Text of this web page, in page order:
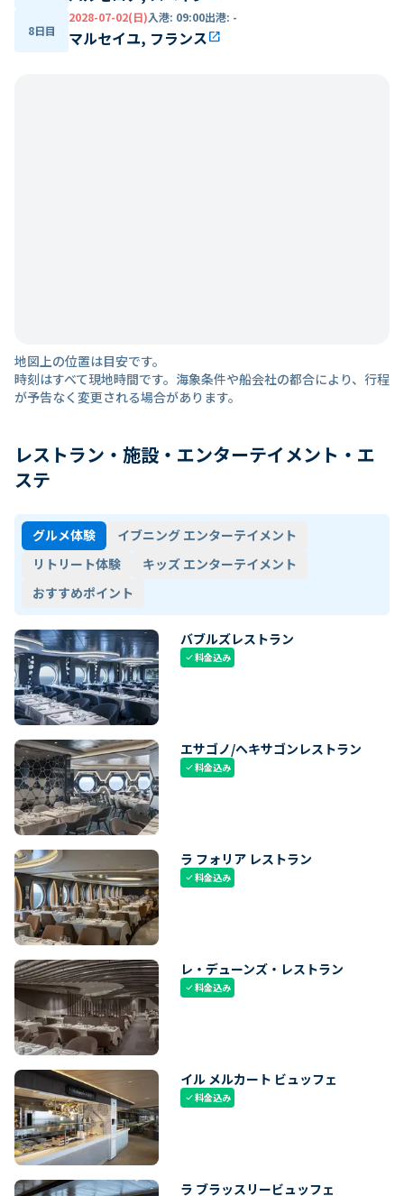
8日目
2028-07-02(日)入港: 09:00出港: -
マルセイユ, フランスopen_in_new
地図上の位置は目安です。
時刻はすべて現地時間です。海象条件や船会社の都合により、行程
が予告なく変更される場合があります。
レストラン・施設・エンターテイメント・エ
ステ
グルメ体験
イブニング エンターテイメント
リトリート体験
キッズ エンターテイメント
おすすめポイント
バブルズレストラン
check料金込み
エサゴノ/ヘキサゴンレストラン
check料金込み
ラ フォリア レストラン
check料金込み
レ・デューンズ・レストラン
check料金込み
イル メルカート ビュッフェ
check料金込み
ラ ブラッスリービュッフェ